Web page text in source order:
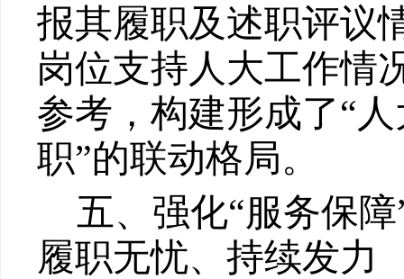
报其履职及述职评议
岗位支持人大工作情
参考， 构建形成了“
职”的联动格局。
五、强化“服务保
履职无忧、持续发力